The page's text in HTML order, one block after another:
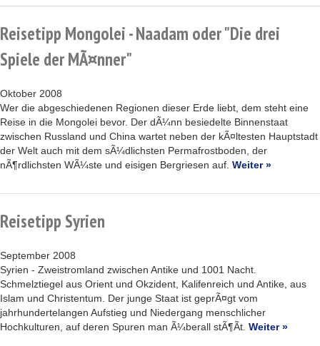
Reisetipp Mongolei - Naadam oder "Die drei
Spiele der MÃ¤nner"
Oktober 2008
Wer die abgeschiedenen Regionen dieser Erde liebt, dem steht eine
Reise in die Mongolei bevor. Der dÃ¼nn besiedelte Binnenstaat
zwischen Russland und China wartet neben der kÃ¤ltesten Hauptstadt
der Welt auch mit dem sÃ¼dlichsten Permafrostboden, der
nÃ¶rdlichsten WÃ¼ste und eisigen Bergriesen auf. Weiter »
Reisetipp Syrien
September 2008
Syrien - Zweistromland zwischen Antike und 1001 Nacht.
Schmelztiegel aus Orient und Okzident, Kalifenreich und Antike, aus
Islam und Christentum. Der junge Staat ist geprÃ¤gt vom
jahrhundertelangen Aufstieg und Niedergang menschlicher
Hochkulturen, auf deren Spuren man Ã¼berall stÃ¶Ãt. Weiter »